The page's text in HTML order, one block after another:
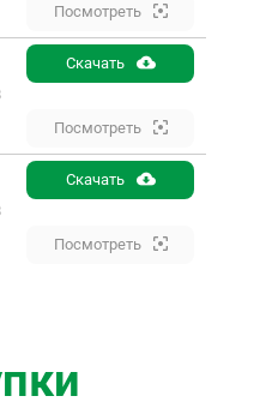
Посмотреть
Скачать
Посмотреть
Скачать
Посмотреть